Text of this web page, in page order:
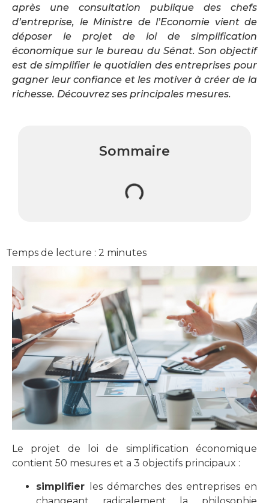
après une consultation publique des chefs
d’entreprise, le Ministre de l’Economie vient de
déposer le projet de loi de simplification
économique sur le bureau du Sénat. Son objectif
est de simplifier le quotidien des entreprises pour
gagner leur confiance et les motiver à créer de la
richesse. Découvrez ses principales mesures.
Sommaire
Temps de lecture : 2 minutes
Le projet de loi de simplification économique
contient 50 mesures et a 3 objectifs principaux :
simplifier
les démarches des entreprises en
changeant radicalement la philosophie